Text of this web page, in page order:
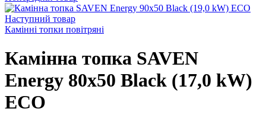
Наступний товар
Камінні топки повітряні
Камінна топка SAVEN
Energy 80х50 Black (17,0 kW)
ECO